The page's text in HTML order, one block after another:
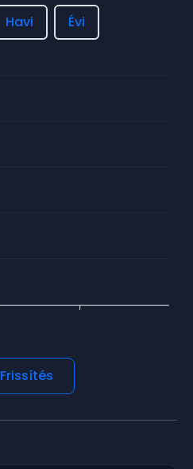
Havi Évi
Frissítés